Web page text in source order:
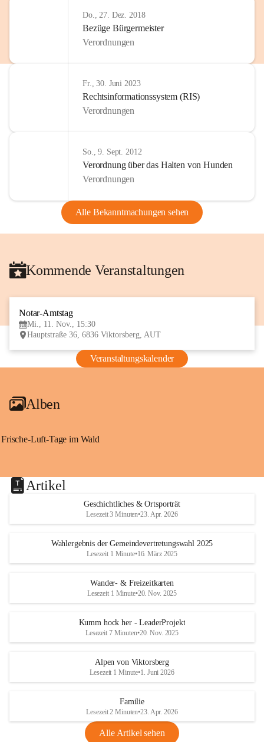
Do., 27. Dez. 2018
Bezüge Bürgermeister
Verordnungen
Fr., 30. Juni 2023
Rechtsinformationssystem (RIS)
Verordnungen
So., 9. Sept. 2012
Verordnung über das Halten von Hunden
Verordnungen
Alle Bekanntmachungen sehen
Kommende Veranstaltungen
Notar-Amtstag
Mi., 11. Nov., 15:30
Hauptstraße 36, 6836 Viktorsberg, AUT
Veranstaltungskalender
Alben
Frische-Luft-Tage im Wald
Artikel
Geschichtliches & Ortsporträt
Lesezeit 3 Minuten•23. Apr. 2026
Wahlergebnis der Gemeindevertretungswahl 2025
Lesezeit 1 Minute•16. März 2025
Wander- & Freizeitkarten
Lesezeit 1 Minute•20. Nov. 2025
Kumm hock her - LeaderProjekt
Lesezeit 7 Minuten•20. Nov. 2025
Alpen von Viktorsberg
Lesezeit 1 Minute•1. Juni 2026
Familie
Lesezeit 2 Minuten•23. Apr. 2026
Alle Artikel sehen